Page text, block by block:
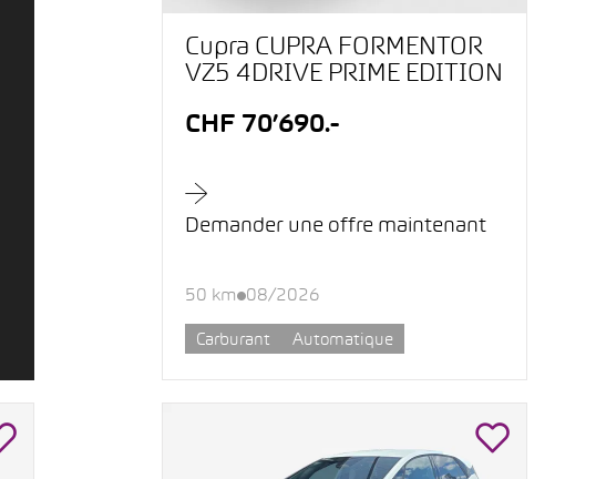
Cupra CUPRA FORMENTOR
VZ5 4DRIVE PRIME EDITION
CHF 70’690.-
Demander une offre maintenant
50 km 08/2026
Carburant Automatique